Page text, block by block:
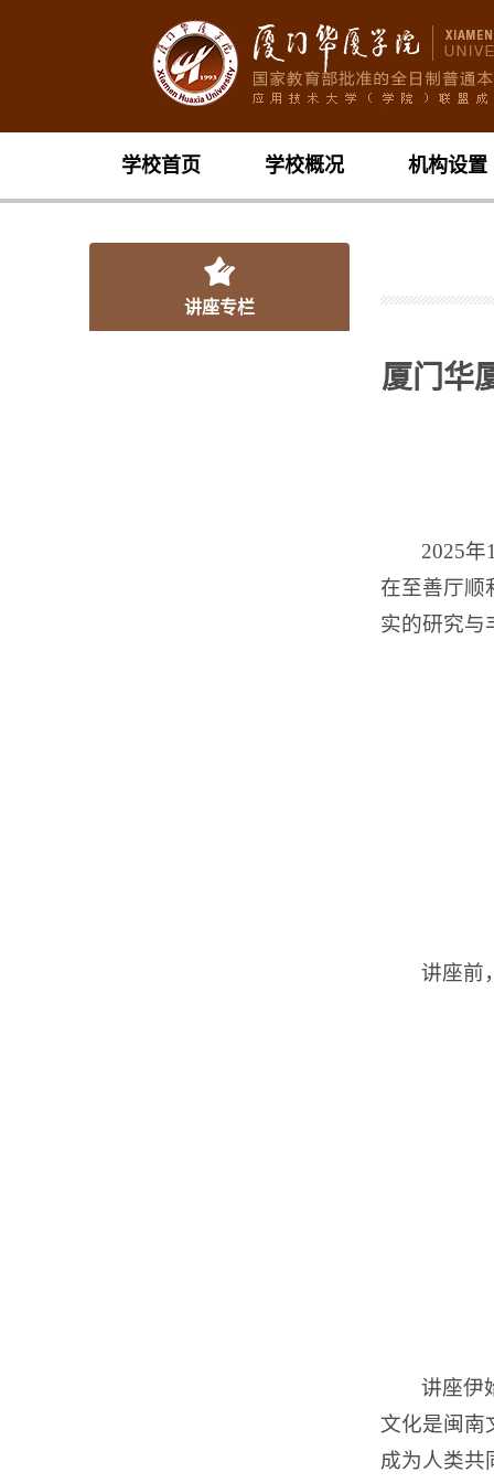
学校首页 学校概况 机构设置
讲座专栏
厦门华
2025
在至善厅顺
实的研究与
讲座前
讲座伊
文化是闽南
成为人类共